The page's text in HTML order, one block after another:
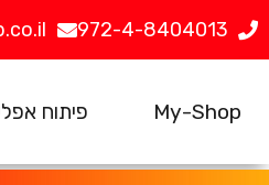
972-4-8404013
My-Shop פיתוח